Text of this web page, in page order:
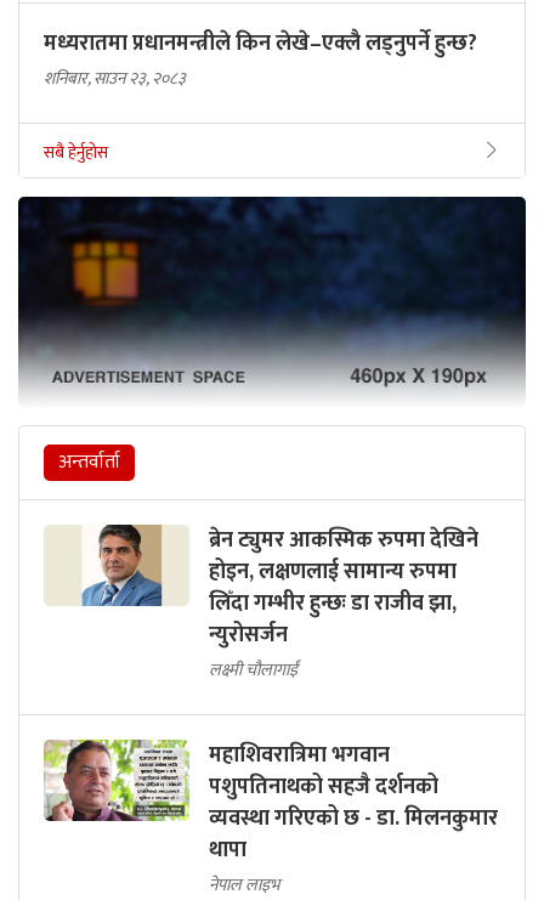
मध्यरातमा प्रधानमन्त्रीले किन लेखे–एक्लै लड्नुपर्ने हुन्छ?
शनिबार, साउन २३, २०८३
सबै हेर्नुहोस
अन्तर्वार्ता
ब्रेन ट्युमर आकस्मिक रुपमा देखिने
होइन, लक्षणलाई सामान्य रुपमा
लिँदा गम्भीर हुन्छः डा राजीव झा,
न्युरोसर्जन
लक्ष्मी चौलागाईं
महाशिवरात्रिमा भगवान
पशुपतिनाथको सहजै दर्शनको
व्यवस्था गरिएको छ - डा. मिलनकुमार
थापा
नेपाल लाइभ